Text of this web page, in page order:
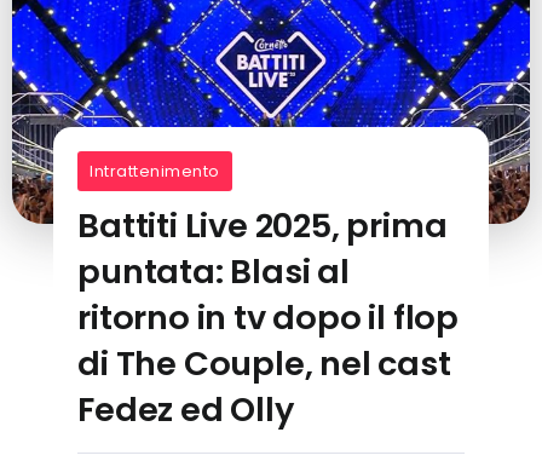
Intrattenimento
Battiti Live 2025, prima
puntata: Blasi al
ritorno in tv dopo il flop
di The Couple, nel cast
Fedez ed Olly